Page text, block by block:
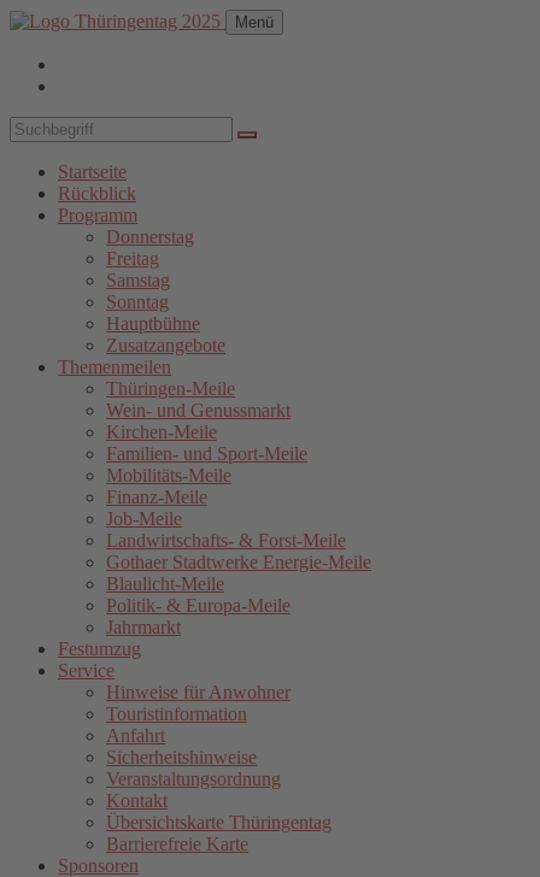
Menü
Startseite
Rückblick
Programm
Donnerstag
Freitag
Samstag
Sonntag
Hauptbühne
Zusatzangebote
Themenmeilen
Thüringen-Meile
Wein- und Genussmarkt
Kirchen-Meile
Familien- und Sport-Meile
Mobilitäts-Meile
Finanz-Meile
Job-Meile
Landwirtschafts- & Forst-Meile
Gothaer Stadtwerke Energie-Meile
Blaulicht-Meile
Politik- & Europa-Meile
Jahrmarkt
Festumzug
Service
Hinweise für Anwohner
Touristinformation
Anfahrt
Sicherheitshinweise
Veranstaltungsordnung
Kontakt
Übersichtskarte Thüringentag
Barrierefreie Karte
Sponsoren